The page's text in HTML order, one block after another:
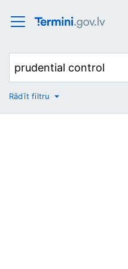
No
Rādīt filtru